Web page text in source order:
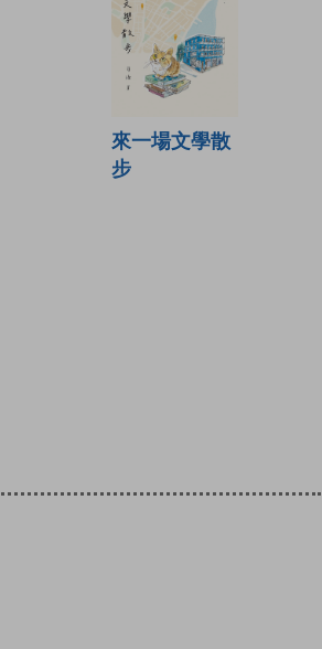
來一場文學散
步